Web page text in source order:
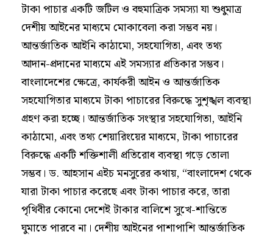
টাকা পাচার একটি জটিল ও বহুমাত্রিক সমস্যা যা শুধুমাত্র
দেশীয় আইনের মাধ্যমে মোকাবেলা করা সম্ভব নয়।
আন্তর্জাতিক আইনি কাঠামো, সহযোগিতা, এবং তথ্য
আদান-প্রদানের মাধ্যমে এই সমস্যার প্রতিকার সম্ভব।
বাংলাদেশের ক্ষেত্রে, কার্যকরী আইন ও আন্তর্জাতিক
সহযোগিতার মাধ্যমে টাকা পাচারের বিরুদ্ধে সুশৃঙ্খল ব্যবস্থা
গ্রহণ করা হচ্ছে। আন্তর্জাতিক সংস্থার সহযোগিতা, আইনি
কাঠামো, এবং তথ্য শেয়ারিংয়ের মাধ্যমে, টাকা পাচারের
বিরুদ্ধে একটি শক্তিশালী প্রতিরোধ ব্যবস্থা গড়ে তোলা
সম্ভব। ড. আহসান এইচ মনসুরের কথায়, “বাংলাদেশ থেকে
যারা টাকা পাচার করেছে এবং টাকা পাচার করে, তারা
পৃথিবীর কোনো দেশেই টাকার বালিশে সুখে-শান্তিতে
ঘুমাতে পারবে না। দেশীয় আইনের পাশাপাশি আন্তর্জাতিক